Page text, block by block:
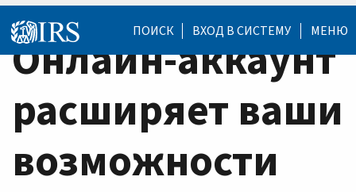
ПОИСК ВХОД В СИСТЕМУ МЕНЮ
Онлайн-аккаунт
расширяет ваши
возможности